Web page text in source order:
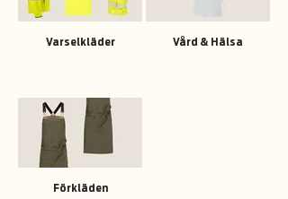
Varselkläder Vård & Hälsa
Förkläden